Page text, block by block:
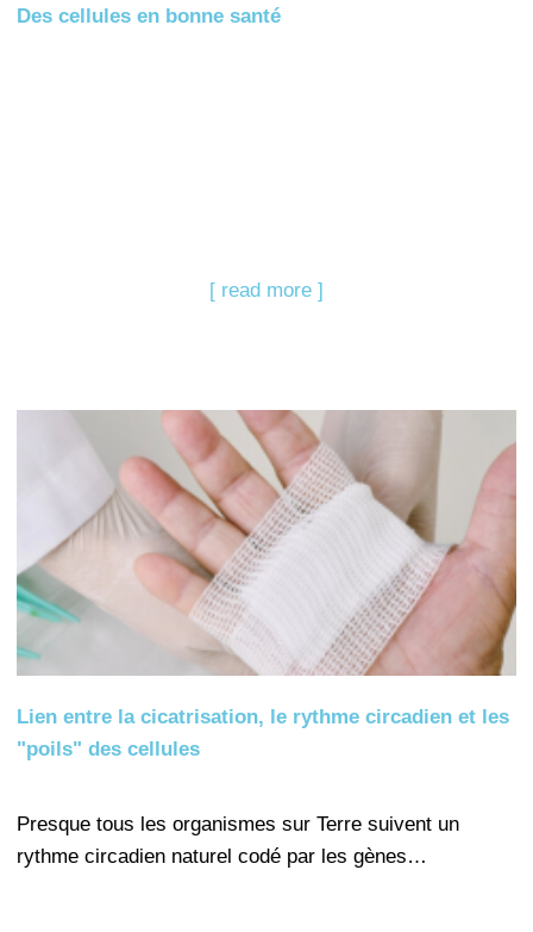
Des cellules en bonne santé
[ read more ]
Lien entre la cicatrisation, le rythme circadien et les
"poils" des cellules
Presque tous les organismes sur Terre suivent un
rythme circadien naturel codé par les gènes…